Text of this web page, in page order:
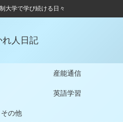
大学で学び続ける日々
れ人日記
産能通信
英語学習
その他